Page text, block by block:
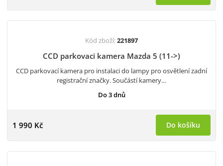
Kód zboží:221897
CCD parkovaci kamera Mazda 5 (11->)
CCD parkovací kamera pro instalaci do lampy pro osvětlení zadní
registrační značky. Součástí kamery…
Do 3 dnů
1 990 Kč Do košíku